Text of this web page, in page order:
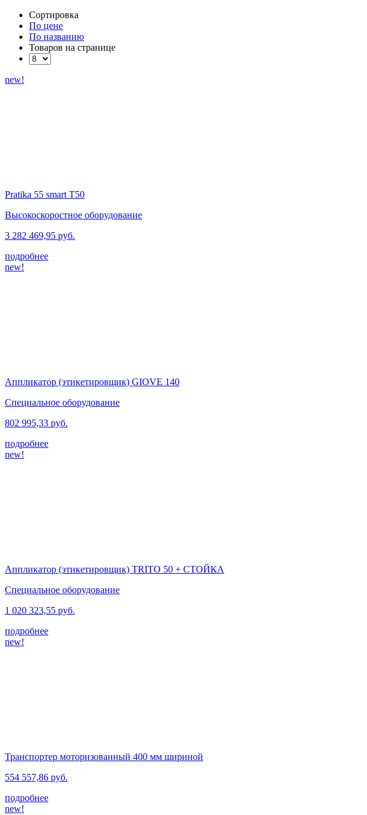
Сортировка
По цене
По названию
Товаров на странице
new!
Pratika 55 smart T50
Высокоскоростное оборудование
3 282 469,95 руб.
подробнее
new!
Аппликатор (этикетировщик) GIOVE 140
Специальное оборудование
802 995,33 руб.
подробнее
new!
Аппликатор (этикетировщик) TRITO 50 + СТОЙКА
Специальное оборудование
1 020 323,55 руб.
подробнее
new!
Транспортер моторизованный 400 мм шириной
554 557,86 руб.
подробнее
new!